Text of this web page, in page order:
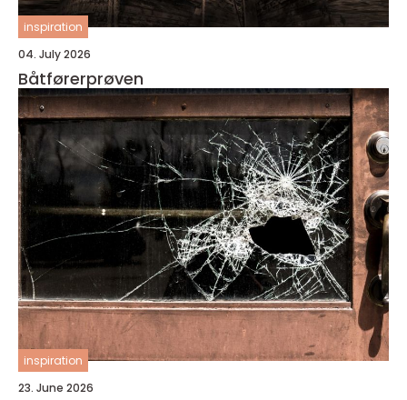
inspiration
04. July 2026
Båtførerprøven
inspiration
23. June 2026